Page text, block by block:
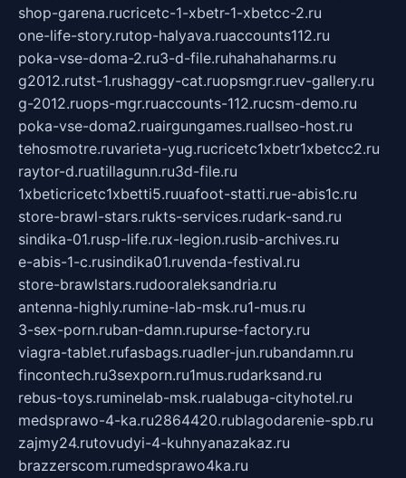
shop-garena.rucricetc-1-xbetr-1-xbetcc-2.ru
one-life-story.rutop-halyava.ruaccounts112.ru
poka-vse-doma-2.ru3-d-file.ruhahahaharms.ru
g2012.rutst-1.rushaggy-cat.ruopsmgr.ruev-gallery.ru
g-2012.ruops-mgr.ruaccounts-112.rucsm-demo.ru
poka-vse-doma2.ruairgungames.ruallseo-host.ru
tehosmotre.ruvarieta-yug.rucricetc1xbetr1xbetcc2.ru
raytor-d.ruatillagunn.ru3d-file.ru
1xbeticricetc1xbetti5.ruuafoot-statti.rue-abis1c.ru
store-brawl-stars.rukts-services.rudark-sand.ru
sindika-01.rusp-life.rux-legion.rusib-archives.ru
e-abis-1-c.rusindika01.ruvenda-festival.ru
store-brawlstars.rudooraleksandria.ru
antenna-highly.rumine-lab-msk.ru1-mus.ru
3-sex-porn.ruban-damn.rupurse-factory.ru
viagra-tablet.rufasbags.ruadler-jun.rubandamn.ru
fincontech.ru3sexporn.ru1mus.rudarksand.ru
rebus-toys.ruminelab-msk.rualabuga-cityhotel.ru
medsprawo-4-ka.ru2864420.rublagodarenie-spb.ru
zajmy24.rutovudyi-4-kuhnyanazakaz.ru
brazzerscom.rumedsprawo4ka.ru